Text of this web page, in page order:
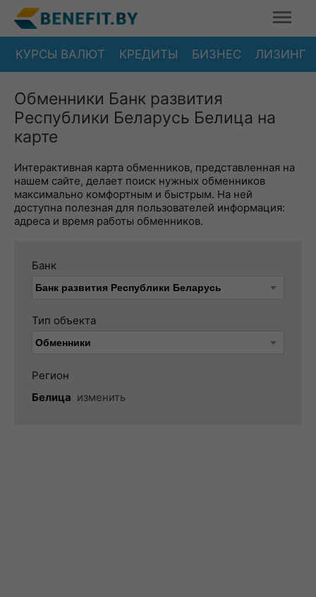
КУРСЫ ВАЛЮТ КРЕДИТЫ БИЗНЕС ЛИЗИНГ
Обменники Банк развития
Республики Беларусь Белица на
карте
Интерактивная карта обменников, представленная на
нашем сайте, делает поиск нужных обменников
максимально комфортным и быстрым. На ней
доступна полезная для пользователей информация:
адреса и время работы обменников.
Банк
Тип объекта
Регион
Белица изменить